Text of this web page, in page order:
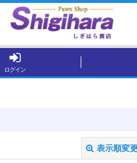
ログイン
表示順変